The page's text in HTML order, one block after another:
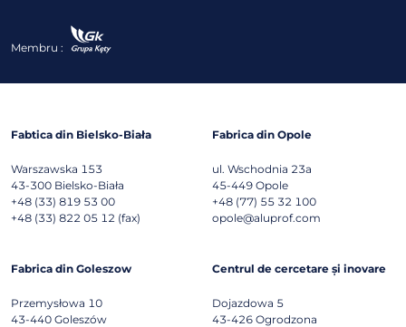
Membru :
Fabtica din Bielsko-Biała
Warszawska 153
43-300 Bielsko-Biała
+48 (33) 819 53 00
+48 (33) 822 05 12 (fax)
Fabrica din Opole
ul. Wschodnia 23a
45-449 Opole
+48 (77) 55 32 100
opole@aluprof.com
Fabrica din Goleszow
Przemysłowa 10
43-440 Goleszów
Centrul de cercetare și inovare
Dojazdowa 5
43-426 Ogrodzona